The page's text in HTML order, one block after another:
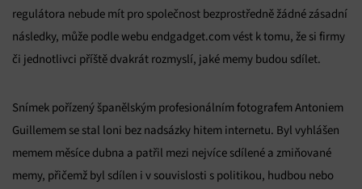
regulátora nebude mít pro společnost bezprostředně žádné zásadní
následky, může podle webu endgadget.com vést k tomu, že si firmy
či jednotlivci příště dvakrát rozmyslí, jaké memy budou sdílet.
Snímek pořízený španělským profesionálním fotografem Antoniem
Guillemem se stal loni bez nadsázky hitem internetu. Byl vyhlášen
memem měsíce dubna a patřil mezi nejvíce sdílené a zmiňované
memy, přičemž byl sdílen i v souvislosti s politikou, hudbou nebo